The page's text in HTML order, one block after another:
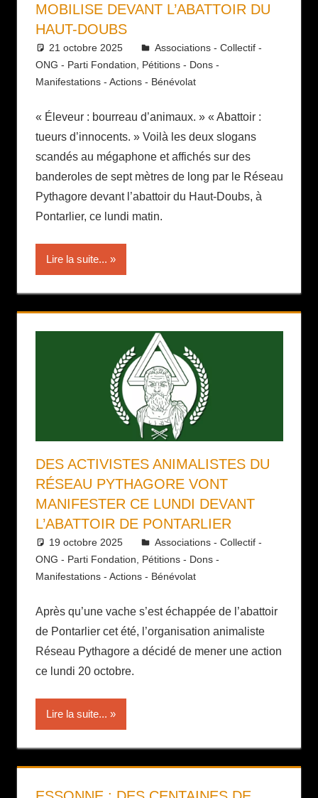
MOBILISE DEVANT L’ABATTOIR DU
HAUT-DOUBS
21 octobre 2025 Daniel
Associations - Collectif -
ONG - Parti Fondation
Pétitions - Dons -
Manifestations - Actions - Bénévolat
« Éleveur : bourreau d’animaux. » « Abattoir :
tueurs d’innocents. » Voilà les deux slogans
scandés au mégaphone et affichés sur des
banderoles de sept mètres de long par le Réseau
Pythagore devant l’abattoir du Haut-Doubs, à
Pontarlier, ce lundi matin.
Lire la suite...
DES ACTIVISTES ANIMALISTES DU
RÉSEAU PYTHAGORE VONT
MANIFESTER CE LUNDI DEVANT
L’ABATTOIR DE PONTARLIER
19 octobre 2025 Daniel
Associations - Collectif -
ONG - Parti Fondation
Pétitions - Dons -
Manifestations - Actions - Bénévolat
Après qu’une vache s’est échappée de l’abattoir
de Pontarlier cet été, l’organisation animaliste
Réseau Pythagore a décidé de mener une action
ce lundi 20 octobre.
Lire la suite...